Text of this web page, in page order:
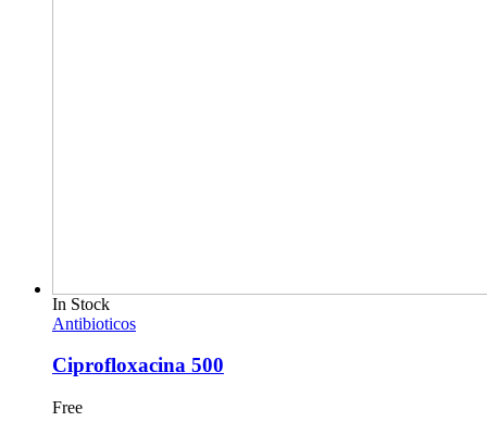
In Stock
Antibioticos
Ciprofloxacina 500
Free